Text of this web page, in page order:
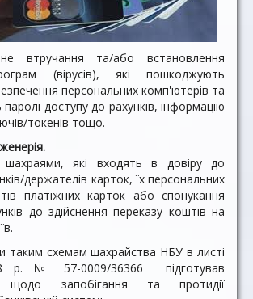
втручання та/або встановлення
(вірусів), які пошкоджують
персональних комп'ютерів та
доступу до рахунків, інформацію
токенів тощо.
які входять в довіру до
держателів карток, їх персональних
платіжних карток або спонукання
до здійснення переказу коштів на
таким схемам шахрайства НБУ в листі
р. № 57-0009/36366 підготував
щодо запобігання та протидії